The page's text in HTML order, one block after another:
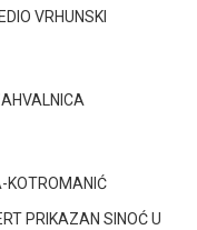
VRHUNSKI
KOTROMANIĆ
PRIKAZAN SINOĆ U